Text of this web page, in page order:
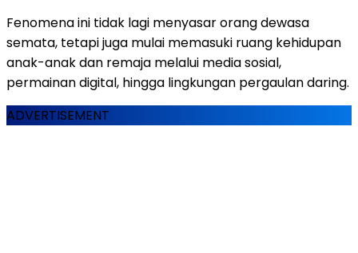
Fenomena ini tidak lagi menyasar orang dewasa
semata, tetapi juga mulai memasuki ruang kehidupan
anak-anak dan remaja melalui media sosial,
permainan digital, hingga lingkungan pergaulan daring.
ADVERTISEMENT